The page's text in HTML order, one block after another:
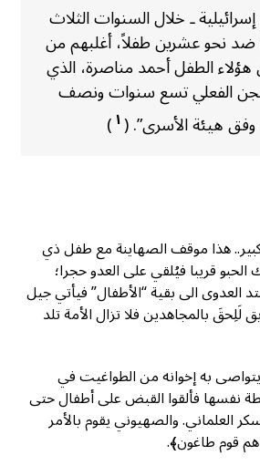
ـ خلال السنوات الثلاث
ضد نحو عشرين طفلاً، أغلبهم من
الطفل أحمد مناصرة، الذي
الفعلي تسع سنوات ونصف
وفق هيئة الأسرى”. (١)
هذا موقف الصهاينة مع طفل ذي
الحبو قريبا فيُلقي على العدو حجرا؛
العدوى الى بقية “الأطفال” فيأتي جيل
لَلِحقَ بالمجاهدين فلا تزال الأمة تلد
به إخوانه من الطواغيت في
نفسها فألقوا القبض على أطفال حتى
العلماني. والصهيوني يقوم بالأمر
قوم طاغون﴾.